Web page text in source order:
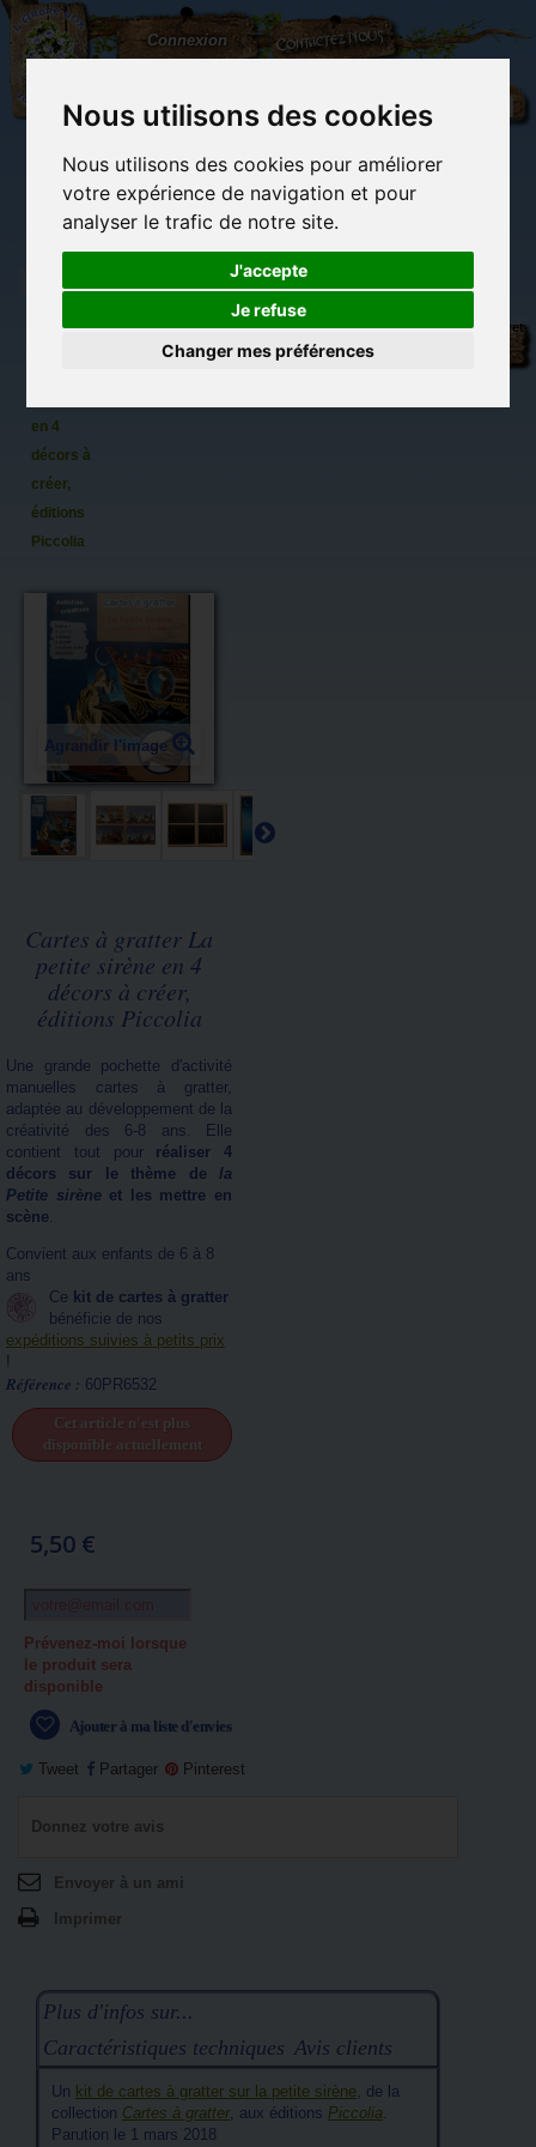
Nous utilisons des cookies
Nous utilisons des cookies pour améliorer
votre expérience de navigation et pour
analyser le trafic de notre site.
J'accepte
Je refuse
Changer mes préférences
L'Arbre
aux
100.000
Connexion Contactez-nous
(vide)
Librairie des
Carterie
originale
Activités
détente et jeux
Objets déco et
en 4
décors à
créer,
éditions
Piccolia
Agrandir l'image
Cartes à gratter La
petite sirène en 4
décors à créer,
éditions Piccolia
Une grande pochette d'activité
manuelles cartes à gratter,
adaptée au développement de la
créativité des 6-8 ans. Elle
contient tout pour réaliser 4
décors sur le thème de la
Petite sirèneet les mettre en
scène.
Convient aux enfants de 6 à 8
ans
Ce kit de cartes à gratter
bénéficie de nos
expéditions suivies à petits prix
!
Référence : 60PR6532
Cet article n'est plus
disponible actuellement
5,50 €
Prévenez-moi lorsque
le produit sera
disponible
Ajouter à ma liste d'envies
Tweet Partager Pinterest
Donnez votre avis
Envoyer à un ami
Imprimer
Plus d'infos sur...
Caractéristiques techniques Avis clients
Un kit de cartes à gratter sur la petite sirène, de la
collection Cartes à gratter, aux éditions Piccolia.
Parution le 1 mars 2018